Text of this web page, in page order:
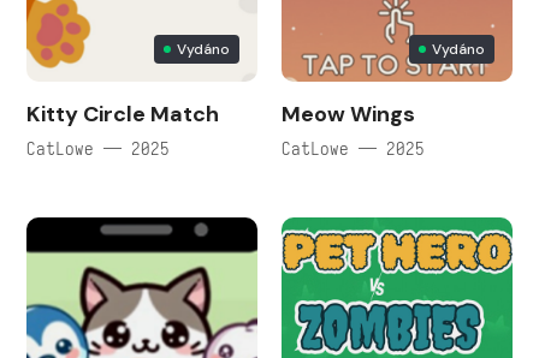
Vydáno
Kitty Circle Match
CatLowe — 2025
Vydáno
Meow Wings
CatLowe — 2025